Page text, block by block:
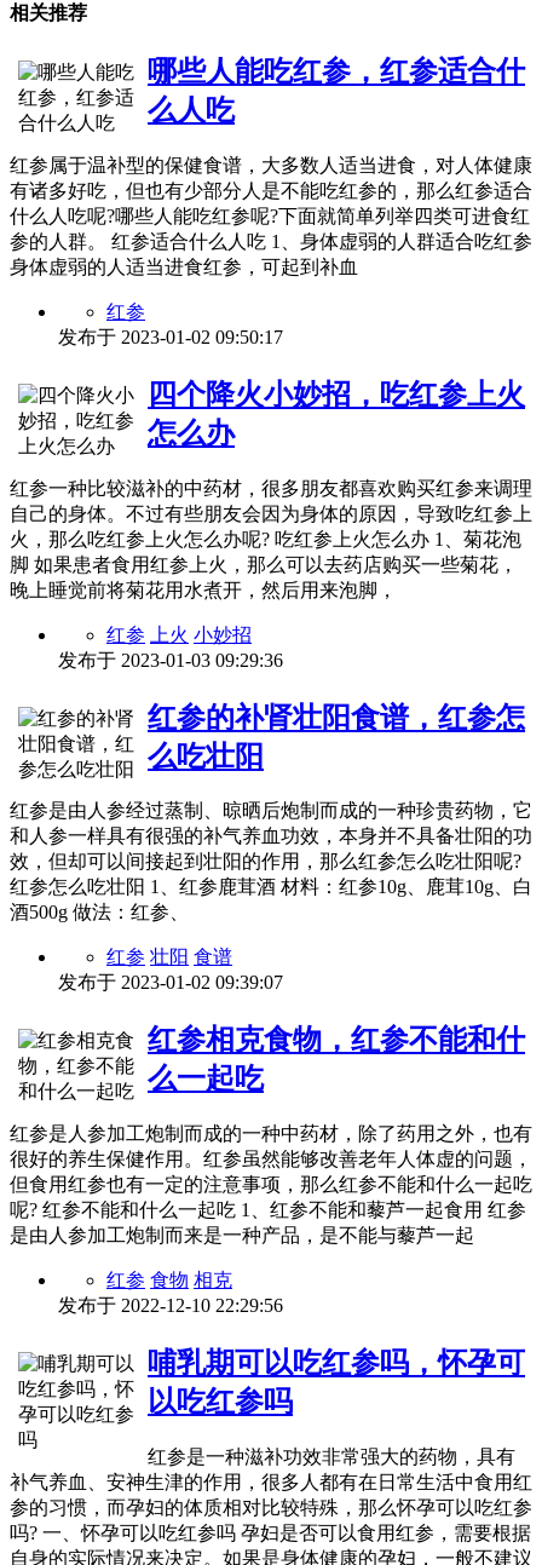
相关推荐
哪些人能吃红参，红参适合什
么人吃
红参属于温补型的保健食谱，大多数人适当进食，对人体健康
有诸多好吃，但也有少部分人是不能吃红参的，那么红参适合
什么人吃呢?哪些人能吃红参呢?下面就简单列举四类可进食红
参的人群。 红参适合什么人吃 1、身体虚弱的人群适合吃红参
身体虚弱的人适当进食红参，可起到补血
红参
发布于 2023-01-02 09:50:17
四个降火小妙招，吃红参上火
怎么办
红参一种比较滋补的中药材，很多朋友都喜欢购买红参来调理
自己的身体。不过有些朋友会因为身体的原因，导致吃红参上
火，那么吃红参上火怎么办呢? 吃红参上火怎么办 1、菊花泡
脚 如果患者食用红参上火，那么可以去药店购买一些菊花，
晚上睡觉前将菊花用水煮开，然后用来泡脚，
红参 上火 小妙招
发布于 2023-01-03 09:29:36
红参的补肾壮阳食谱，红参怎
么吃壮阳
红参是由人参经过蒸制、晾晒后炮制而成的一种珍贵药物，它
和人参一样具有很强的补气养血功效，本身并不具备壮阳的功
效，但却可以间接起到壮阳的作用，那么红参怎么吃壮阳呢?
红参怎么吃壮阳 1、红参鹿茸酒 材料：红参10g、鹿茸10g、白
酒500g 做法：红参、
红参 壮阳 食谱
发布于 2023-01-02 09:39:07
红参相克食物，红参不能和什
么一起吃
红参是人参加工炮制而成的一种中药材，除了药用之外，也有
很好的养生保健作用。红参虽然能够改善老年人体虚的问题，
但食用红参也有一定的注意事项，那么红参不能和什么一起吃
呢? 红参不能和什么一起吃 1、红参不能和藜芦一起食用 红参
是由人参加工炮制而来是一种产品，是不能与藜芦一起
红参 食物 相克
发布于 2022-12-10 22:29:56
哺乳期可以吃红参吗，怀孕可
以吃红参吗
红参是一种滋补功效非常强大的药物，具有
补气养血、安神生津的作用，很多人都有在日常生活中食用红
参的习惯，而孕妇的体质相对比较特殊，那么怀孕可以吃红参
吗? 一、怀孕可以吃红参吗 孕妇是否可以食用红参，需要根据
自身的实际情况来决定。如果是身体健康的孕妇，一般不建议